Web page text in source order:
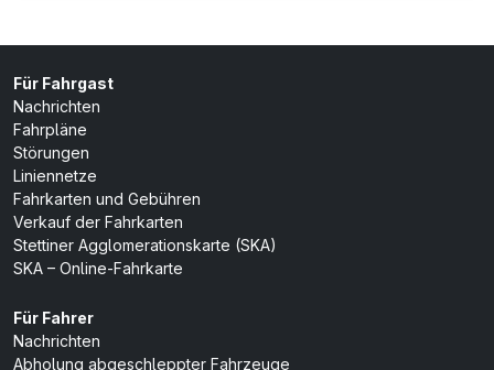
Für Fahrgast
Nachrichten
Fahrpläne
Störungen
Liniennetze
Fahrkarten und Gebühren
Verkauf der Fahrkarten
Stettiner Agglomerationskarte (SKA)
SKA – Online-Fahrkarte
Für Fahrer
Nachrichten
Abholung abgeschleppter Fahrzeuge